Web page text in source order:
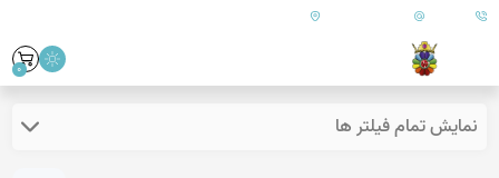
09179890157 ایران - فارس - کازرون
0
نمایش تمام فیلتر ها